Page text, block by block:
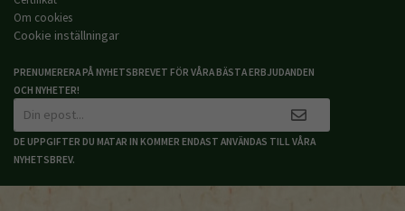
Om cookies
Cookie inställningar
PRENUMERERA PÅ NYHETSBREVET FÖR VÅRA BÄSTA ERBJUDANDEN
OCH NYHETER!
DE UPPGIFTER DU MATAR IN KOMMER ENDAST ANVÄNDAS TILL VÅRA
NYHETSBREV.